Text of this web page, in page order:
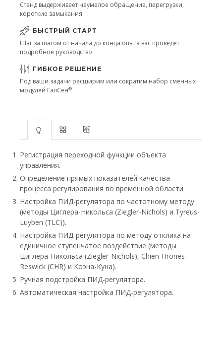
Стенд выдерживает неумелое обращение, перегрузки,
короткие замыкания
БЫСТРЫЙ СТАРТ
Шаг за шагом от начала до конца опыта вас проведет
подробное руководство
ГИБКОЕ РЕШЕНИЕ
Под ваши задачи расширим или сократим набор сменных
модулей ГалСен®
Регистрация переходной функции объекта
управления.
Определение прямых показателей качества
процесса регулирования во временной области.
Настройка ПИД-регулятора по частотному методу
(методы Циглера-Никольса (Ziegler-Nichols) и Tyreus-
Luyben (TLC)).
Настройка ПИД-регулятора по методу отклика на
единичное ступенчатое воздействие (методы
Циглера-Никольса (Ziegler-Nichols), Chien-Hrones-
Reswick (CHR) и Коэна-Куна).
Ручная подстройка ПИД-регулятора.
Автоматическая настройка ПИД-регулятора.